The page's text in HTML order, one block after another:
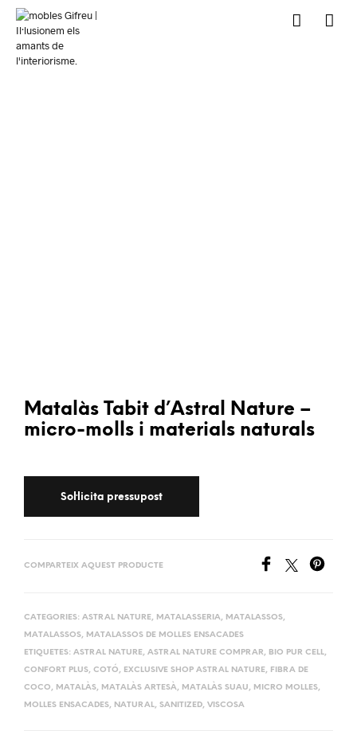
Matalàs Tabit d’Astral Nature –
micro-molls i materials naturals
COMPARTEIX AQUEST PRODUCTE
CATEGORIES: ASTRAL NATURE, MATALASSERIA, MATALASSOS,
MATALASSOS, MATALASSOS DE MOLLES ENSACADES
ETIQUETES: ASTRAL NATURE, ASTRAL NATURE COMPRAR, BIO PUR CELL,
CONFORT PLUS, COTÓ, EXCLUSIVE SHOP ASTRAL NATURE, FIBRA DE
COCO, MATALÀS, MATALÀS ARTESÀ, MATALÀS SUAU, MICRO MOLLES,
MOLLES ENSACADES, NATURAL, SANITIZED, VISCOSA